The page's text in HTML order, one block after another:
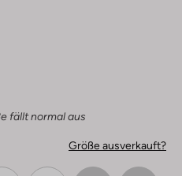
fällt normal aus
Größe ausverkauft?